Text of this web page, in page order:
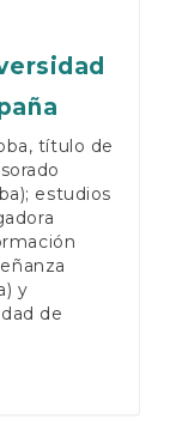
título de
estudios
y
de